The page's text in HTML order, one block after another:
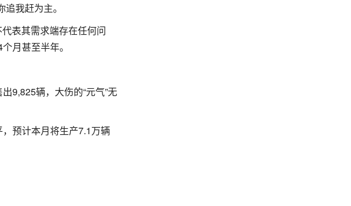
我赶为主。
表其需求端存在任何问
月甚至半年。
9,825辆，大伤的“元气”无
预计本月将生产7.1万辆